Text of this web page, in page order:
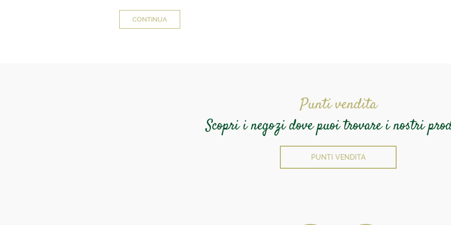
CONTINUA
Punti vendita
Scopri i negozi dove puoi trovare i nostri
PUNTI VENDITA